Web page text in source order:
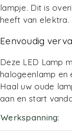
lampje. Dit is
heeft van elektra.
Eenvoudig
Deze LED Lamp
halogeenlamp en
Haal uw oude
aan en start
Werkspanning